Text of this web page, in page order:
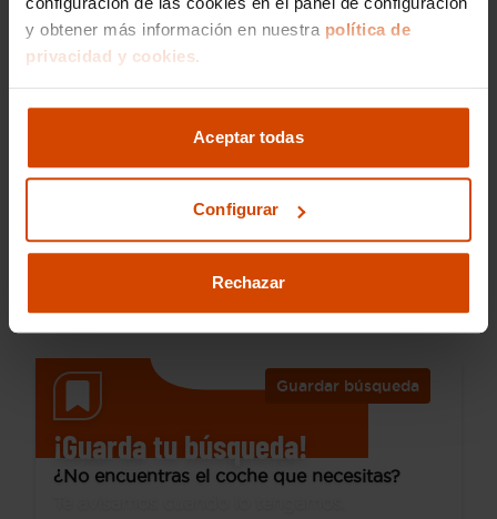
y obtener más información en nuestra política de
privacidad y cookies.
Aceptar todas
Configurar
Rechazar
Desde 194 € /mes*
Essential 74kW (100CV) ECO-G
GLP
Manual
Guardar búsqueda
¡Guarda tu búsqueda!
¿No encuentras el coche que necesitas?